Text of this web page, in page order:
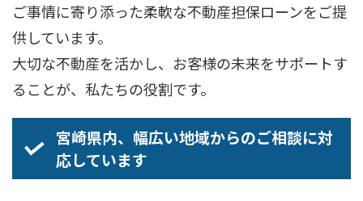
ご事情に寄り添った柔軟な不動産担保ローンをご提
供しています。
大切な不動産を活かし、お客様の未来をサポートす
ることが、私たちの役割です。
宮崎県内、幅広い地域からのご相談に対
応しています